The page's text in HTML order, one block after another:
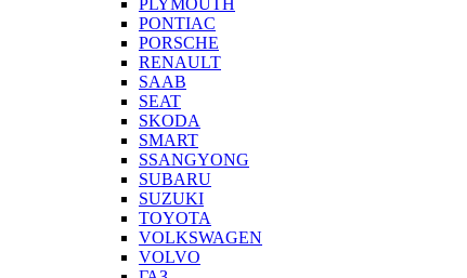
PLYMOUTH
PONTIAC
PORSCHE
RENAULT
SAAB
SEAT
SKODA
SMART
SSANGYONG
SUBARU
SUZUKI
TOYOTA
VOLKSWAGEN
VOLVO